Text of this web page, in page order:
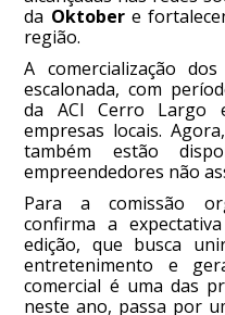
da Oktobere
região.
A comercialização
escalonada, com
da ACI Cerro Largo
empresas locais.
também estão
empreendedores não
Para a comissão
confirma a
edição, que busca
entretenimento e
comercial é uma das
neste ano, passa por